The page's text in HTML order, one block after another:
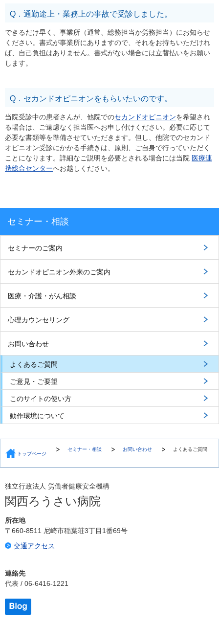
Q．通勤途上・業務上の事故で受診しました。
できるだけ早く、事業所（通常、総務担当か労務担当）にお知らせ
ください。書式が事業所にありますので、それをお持ちいただけれ
ば、自己負担はありません。書式がない場合には立替払いをお願い
します。
Q．セカンドオピニオンをもらいたいのです。
当院受診中の患者さんが、他院でのセカンドオピニオンを希望され
る場合は、ご遠慮なく担当医へお申し付けください。必要に応じて
必要な書類等を準備させていただきます。但し、他院でのセカンド
オピニオン受診にかかる手続きは、原則、ご自身で行っていただく
ことになります。詳細なご説明を必要とされる場合には当院 医療連
携総合センターへお越しください。
セミナー・相談
セミナーのご案内
セカンドオピニオン外来のご案内
医療・介護・がん相談
心理カウンセリング
お問い合わせ
よくあるご質問
ご意見・ご要望
このサイトの使い方
動作環境について
トップページ
セミナー・相談 お問い合わせ よくあるご質問
独立行政法人 労働者健康安全機構
関西ろうさい病院
所在地
〒660-8511 尼崎市稲葉荘3丁目1番69号
交通アクセス
連絡先
代表 / 06-6416-1221